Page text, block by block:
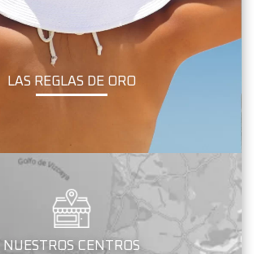
LAS REGLAS DE ORO
NUESTROS CENTROS